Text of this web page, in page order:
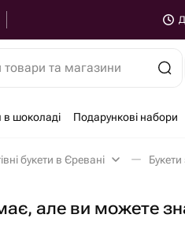
товари та магазини
в шоколаді Подарункові набори
букети в Єревані Букети
але ви можете